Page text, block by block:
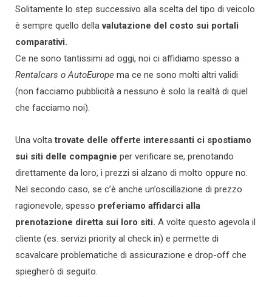
Solitamente lo step successivo alla scelta del tipo di veicolo
è sempre quello dellavalutazione del costo sui portali
comparativi.
Ce ne sono tantissimi ad oggi, noi ci affidiamo spesso a
Rentalcars o AutoEurope ma ce ne sono molti altri validi
(non facciamo pubblicità a nessuno è solo la realtà di quel
che facciamo noi).
Una voltatrovate delle offerte interessanti ci spostiamo
sui siti delle compagnie per verificare se, prenotando
direttamente da loro, i prezzi si alzano di molto oppure no.
Nel secondo caso, se c’è anche un’oscillazione di prezzo
ragionevole, spesso preferiamo affidarci alla
prenotazione diretta sui loro siti. A volte questo agevola il
cliente (es. servizi priority al check in) e permette di
scavalcare problematiche di assicurazione e drop-off che
spiegherò di seguito.